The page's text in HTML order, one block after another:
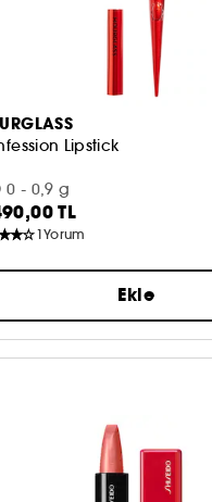
Lipstick
0 - 0,9 g
TL
1Yorum
Ekle